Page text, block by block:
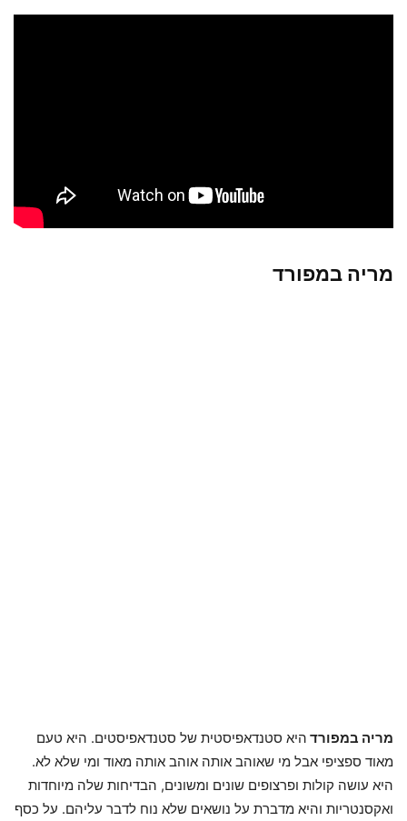
מריה במפורד
מריה במפורד היא סטנדאפיסטית של סטנדאפיסטים. היא טעם
מאוד ספציפי אבל מי שאוהב אותה אוהב אותה מאוד ומי שלא לא.
היא עושה קולות ופרצופים שונים ומשונים, הבדיחות שלה מיוחדות
ואקסנטריות והיא מדברת על נושאים שלא נוח לדבר עליהם. על כסף